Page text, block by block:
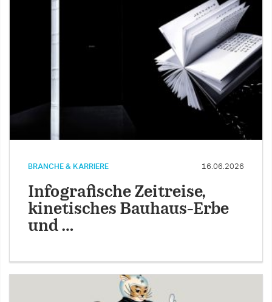
BRANCHE & KARRIERE 16.06.2026
Infografische Zeitreise,
kinetisches Bauhaus-Erbe
und …